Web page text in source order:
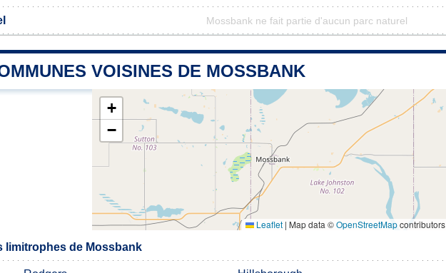
Mossbank ne fait partie d'aucun parc naturel
VOISINES DE MOSSBANK
+
−
Leaflet | Map data ©OpenStreetMapcontributors
limitrophes de Mossbank